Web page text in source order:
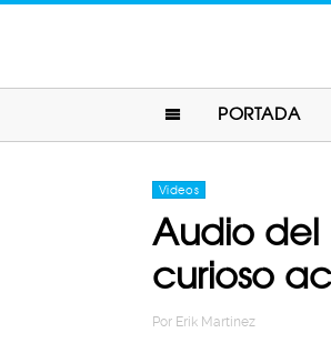
PORTADA
Videos
Audio del
curioso
Por Erik Martinez